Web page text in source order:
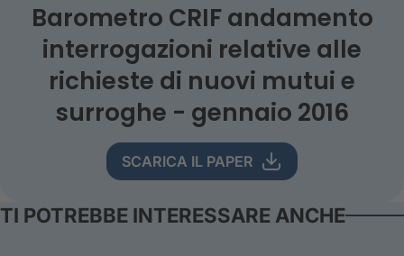
Barometro CRIF andamento
interrogazioni relative alle
richieste di nuovi mutui e
surroghe - gennaio 2016
SCARICA IL PAPER
TI POTREBBE INTERESSARE ANCHE